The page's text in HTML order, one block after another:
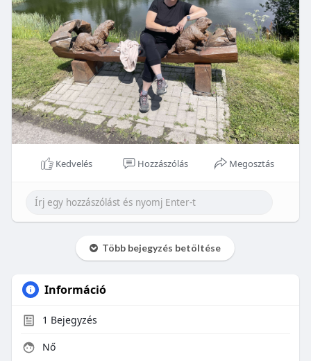
Kedvelés Hozzászólás Megosztás
Több bejegyzés betöltése
Információ
1 Bejegyzés
Nő